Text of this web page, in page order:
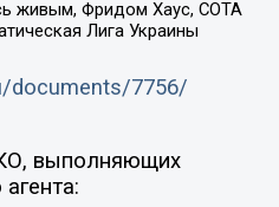
живым, Фридом Хаус, СОТА
Лига Украины
documents/7756/
выполняющих